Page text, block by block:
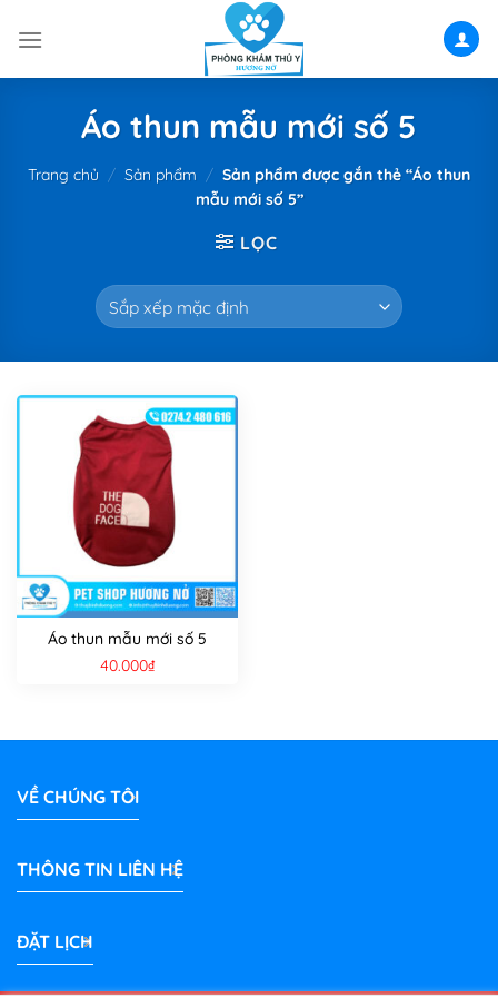
Áo thun mẫu mới số 5
Trang chủ / Sản phẩm / Sản phẩm được gắn thẻ “Áo thun
mẫu mới số 5”
LỌC
Áo thun mẫu mới số 5
40.000₫
VỀ CHÚNG TÔI
THÔNG TIN LIÊN HỆ
ĐẶT LỊCH